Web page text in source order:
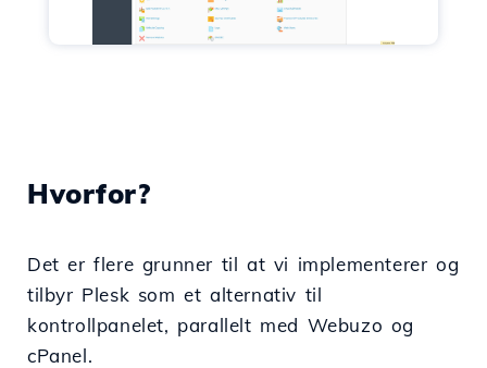
Hvorfor?
Det er flere grunner til at vi implementerer og
tilbyr Plesk som et alternativ til
kontrollpanelet, parallelt med Webuzo og
cPanel.